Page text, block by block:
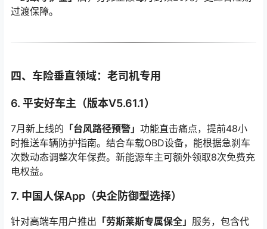
过渡保障。
四、车险垂直领域：老司机专用
6. 平安好车主（版本V5.61.1）
7月新上线的 「台风路径预警」 功能直击痛点，提前48小
时推送车辆防护指南。结合车载OBD设备，能根据急刹车
次数动态调整次年保费。新能源车主可额外领取8次免费充
电权益。
7. 中国人保App（央企防御型选择）
针对高端车用户推出 「劳斯莱斯专属保全」 服务，包含代